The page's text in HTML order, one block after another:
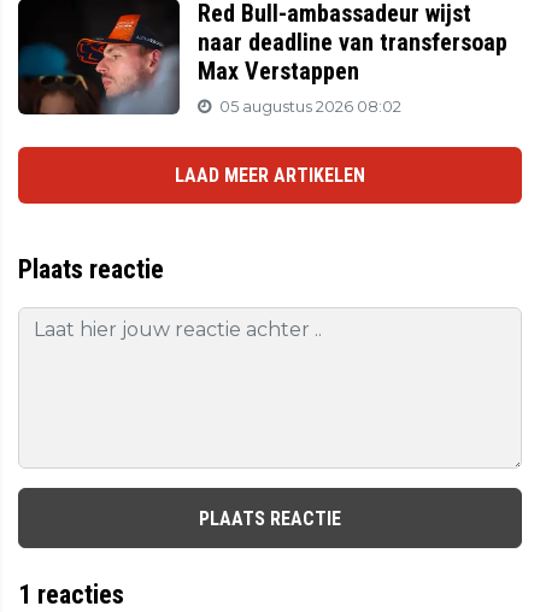
Red Bull-ambassadeur wijst
naar deadline van transfersoap
Max Verstappen
05 augustus 2026 08:02
LAAD MEER ARTIKELEN
Plaats reactie
PLAATS REACTIE
1 reacties